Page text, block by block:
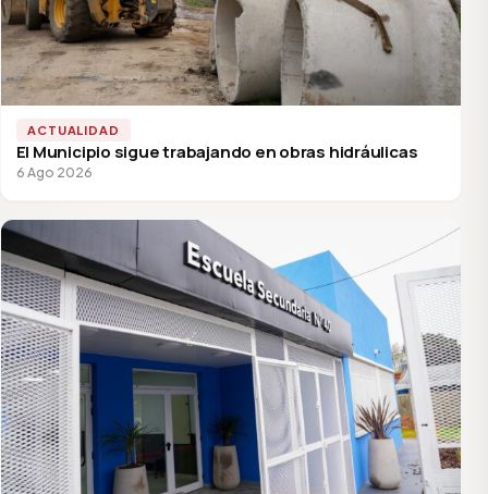
ACTUALIDAD
El Municipio sigue trabajando en obras hidráulicas
6 Ago 2026